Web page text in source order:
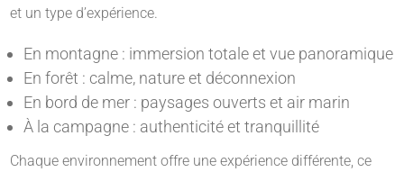
et un type d’expérience.
En montagne : immersion totale et vue panoramique
En forêt : calme, nature et déconnexion
En bord de mer : paysages ouverts et air marin
À la campagne : authenticité et tranquillité
Chaque environnement offre une expérience différente, ce